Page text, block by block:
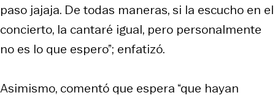
paso jajaja. De todas maneras, si la escucho en el
concierto, la cantaré igual, pero personalmente
no es lo que espero”; enfatizó.
Asimismo, comentó que espera “que hayan